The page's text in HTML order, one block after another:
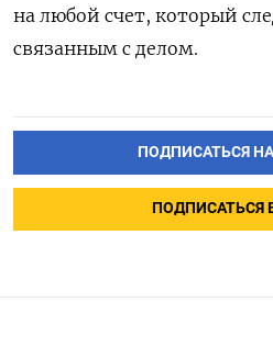
на любой счет, который
связанным с делом.
ПОДПИСАТЬСЯ
ПОДПИСАТЬСЯ В